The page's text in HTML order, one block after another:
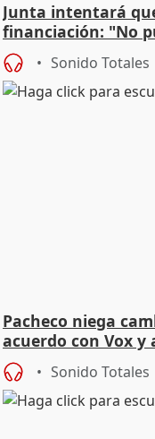
Junta intentará
financiación: "No
Sonido Totales
Pacheco niega
acuerdo con Vox y
Sonido Totales